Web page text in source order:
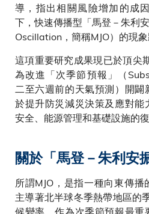
導，指出相關風險增加的成
下，快速傳播型「馬登－朱利
Oscillation，簡稱MJO）的現象
這項重要研究成果現已於頂尖
為改進「次季節預報」（
二至六週前的天氣預測）開
於提升防災減災決策及應對能
安全、能源管理和基礎設施的復
關於「馬登－朱利安
所謂MJO，是指一種向東傳
主導著北半球冬季熱帶地區的
候變率。作為次季節預報最重